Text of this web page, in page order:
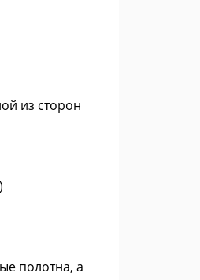
из сторон
полотна, а